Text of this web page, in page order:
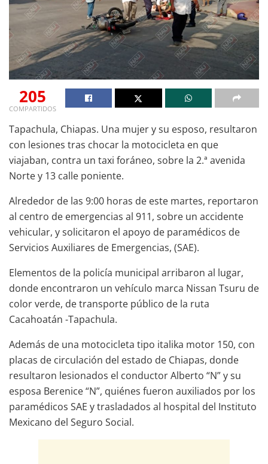
205
COMPARTIDOS
Tapachula, Chiapas. Una mujer y su esposo, resultaron
con lesiones tras chocar la motocicleta en que
viajaban, contra un taxi foráneo, sobre la 2.ª avenida
Norte y 13 calle poniente.
Alrededor de las 9:00 horas de este martes, reportaron
al centro de emergencias al 911, sobre un accidente
vehicular, y solicitaron el apoyo de paramédicos de
Servicios Auxiliares de Emergencias, (SAE).
Elementos de la policía municipal arribaron al lugar,
donde encontraron un vehículo marca Nissan Tsuru de
color verde, de transporte público de la ruta
Cacahoatán -Tapachula.
Además de una motocicleta tipo italika motor 150, con
placas de circulación del estado de Chiapas, donde
resultaron lesionados el conductor Alberto “N” y su
esposa Berenice “N”, quiénes fueron auxiliados por los
paramédicos SAE y trasladados al hospital del Instituto
Mexicano del Seguro Social.